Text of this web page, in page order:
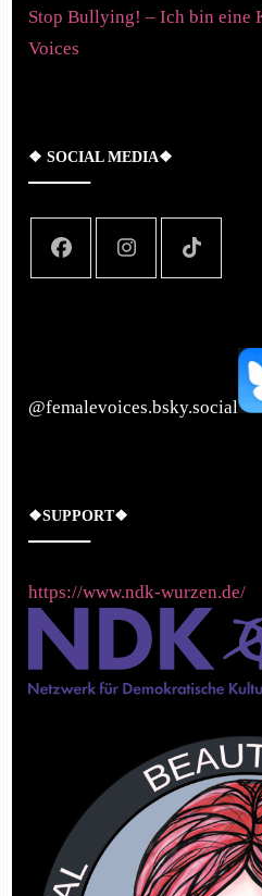
Stop Bullying! – Ich bin eine
Voices
❖ SOCIAL MEDIA❖
‪@femalevoices.bsky.social‬
❖SUPPORT❖
https://www.ndk-wurzen.de/